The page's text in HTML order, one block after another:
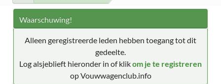
Waarschuwing!
Alleen geregistreerde leden hebben toegang tot dit
gedeelte.
Log alsjeblieft hieronder in of klikom je te registreren
op Vouwwagenclub.info